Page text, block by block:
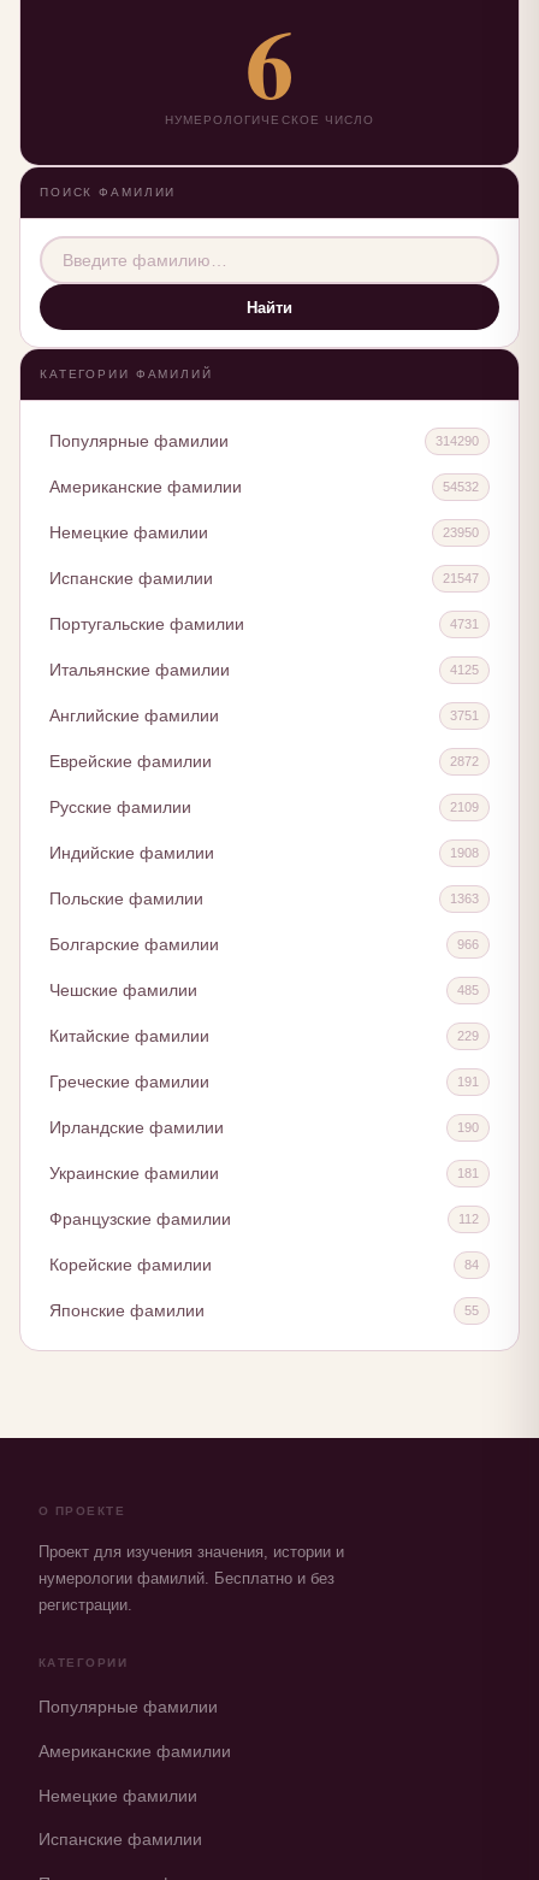
6
НУМЕРОЛОГИЧЕСКОЕ ЧИСЛО
ПОИСК ФАМИЛИИ
Найти
КАТЕГОРИИ ФАМИЛИЙ
Популярные фамилии 314290
Американские фамилии 54532
Немецкие фамилии 23950
Испанские фамилии 21547
Португальские фамилии 4731
Итальянские фамилии 4125
Английские фамилии 3751
Еврейские фамилии 2872
Русские фамилии 2109
Индийские фамилии 1908
Польские фамилии 1363
Болгарские фамилии 966
Чешские фамилии 485
Китайские фамилии 229
Греческие фамилии 191
Ирландские фамилии 190
Украинские фамилии 181
Французские фамилии 112
Корейские фамилии 84
Японские фамилии 55
О ПРОЕКТЕ
Проект для изучения значения, истории и
нумерологии фамилий. Бесплатно и без
регистрации.
КАТЕГОРИИ
Популярные фамилии
Американские фамилии
Немецкие фамилии
Испанские фамилии